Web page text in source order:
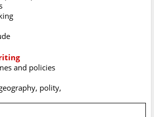
and policies
polity,